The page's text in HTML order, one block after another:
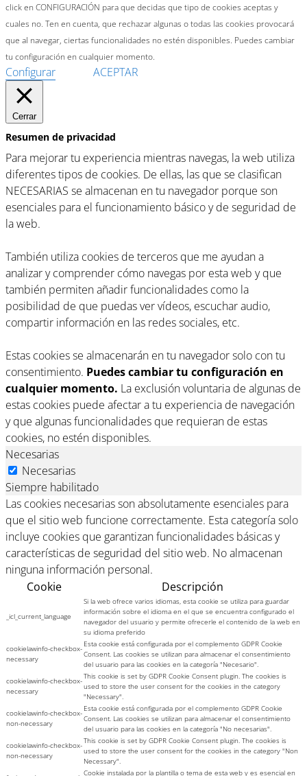
click en CONFIGURACIÓN para que decidas que tipo de cookies aceptas y
cuales no. Ten en cuenta, que rechazar algunas o todas las cookies provocará
que al navegar, ciertas funcionalidades no estén disponibles. Puedes cambiar
tu configuración en cualquier momento.
Configurar ACEPTAR
Cerrar
Resumen de privacidad
Para mejorar tu experiencia mientras navegas, la web utiliza
diferentes tipos de cookies. De ellas, las que se clasifican
NECESARIAS se almacenan en tu navegador porque son
esenciales para el funcionamiento básico y de seguridad de
la web.
También utiliza cookies de terceros que me ayudan a
analizar y comprender cómo navegas por esta web y que
también permiten añadir funcionalidades como la
posibilidad de que puedas ver vídeos, escuchar audio,
compartir información en las redes sociales, etc.
Estas cookies se almacenarán en tu navegador solo con tu
consentimiento. Puedes cambiar tu configuración en
cualquier momento. La exclusión voluntaria de algunas de
estas cookies puede afectar a tu experiencia de navegación
y que algunas funcionalidades que requieran de estas
cookies, no estén disponibles.
Necesarias
Necesarias
Siempre habilitado
Las cookies necesarias son absolutamente esenciales para
que el sitio web funcione correctamente. Esta categoría solo
incluye cookies que garantizan funcionalidades básicas y
características de seguridad del sitio web. No almacenan
ninguna información personal.
Cookie
Descripción
_icl_current_language
Si la web ofrece varios idiomas, esta cookie se utiliza para guardar
información sobre el idioma en el que se encuentra configurado el
navegador del usuario y permite ofrecerle el contenido de la web en
su idioma preferido
cookielawinfo-checkbox-
necessary
Esta cookie está configurada por el complemento GDPR Cookie
Consent. Las cookies se utilizan para almacenar el consentimiento
del usuario para las cookies en la categoría "Necesario".
cookielawinfo-checkbox-
necessary
This cookie is set by GDPR Cookie Consent plugin. The cookies is
used to store the user consent for the cookies in the category
"Necessary".
cookielawinfo-checkbox-
non-necessary
Esta cookie está configurada por el complemento GDPR Cookie
Consent. Las cookies se utilizan para almacenar el consentimiento
del usuario para las cookies en la categoría "No necesarias".
cookielawinfo-checkbox-
non-necessary
This cookie is set by GDPR Cookie Consent plugin. The cookies is
used to store the user consent for the cookies in the category "Non
Necessary".
Cookie instalada por la plantilla o tema de esta web y es esencial en